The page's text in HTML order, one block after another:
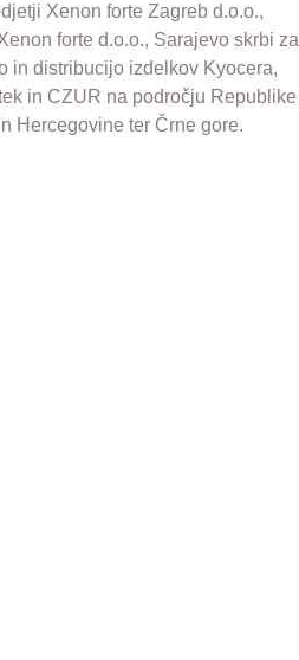
Xenon forte Zagreb d.o.o.,
forte d.o.o., Sarajevo skrbi za
in distribucijo izdelkov Kyocera,
in CZUR na področju Republike
Hercegovine ter Črne gore.